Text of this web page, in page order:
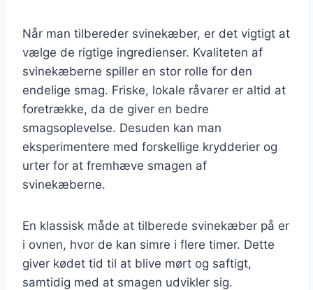
Når man tilbereder svinekæber, er det vigtigt at
vælge de rigtige ingredienser. Kvaliteten af
svinekæberne spiller en stor rolle for den
endelige smag. Friske, lokale råvarer er altid at
foretrække, da de giver en bedre
smagsoplevelse. Desuden kan man
eksperimentere med forskellige krydderier og
urter for at fremhæve smagen af
svinekæberne.
En klassisk måde at tilberede svinekæber på er
i ovnen, hvor de kan simre i flere timer. Dette
giver kødet tid til at blive mørt og saftigt,
samtidig med at smagen udvikler sig.